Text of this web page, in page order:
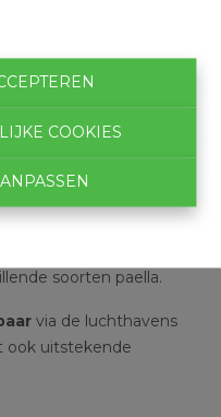
COOKIES
evenals Moraira en de
zee. Natuurliefhebbers
degastronomische
soorten paella.
via de luchthavens
ook uitstekende